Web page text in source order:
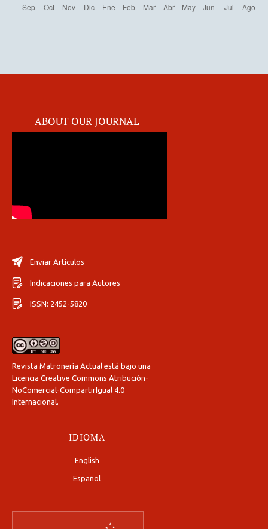
ABOUT OUR JOURNAL
Enviar Artículos
Indicaciones para Autores
ISSN: 2452-5820
Revista Matronería Actual está bajo una
Licencia Creative Commons Atribución-
NoComercial-CompartirIgual 4.0
Internacional.
IDIOMA
English
Español